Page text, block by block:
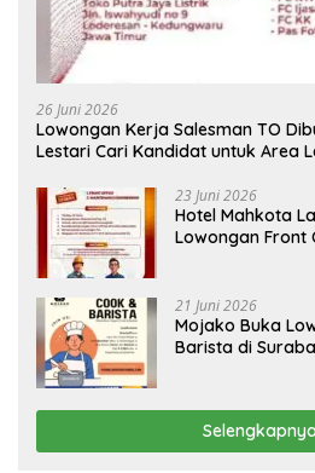
26 Juni 2026
Lowongan Kerja Salesman TO
Lestari Cari Kandidat untuk Area
23 Juni 2026
Hotel Mahkota
Lowongan Front
21 Juni 2026
Mojako Buka
Barista di
Selengkapnya